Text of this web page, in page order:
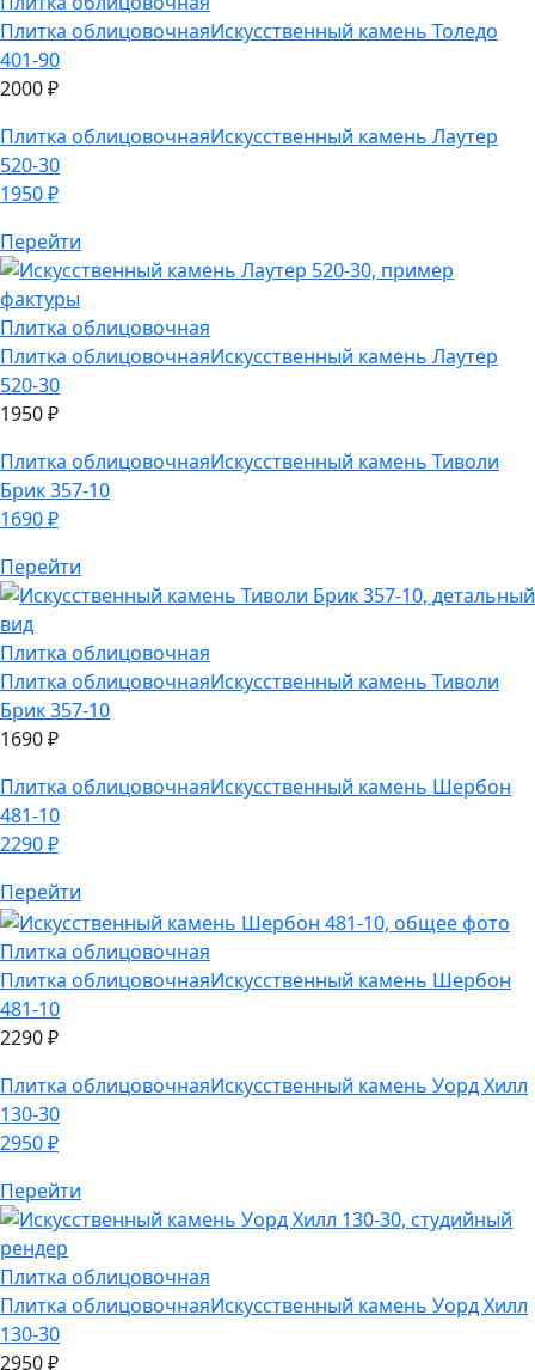
Плитка облицовочная
520-30
1950₽
Плитка облицовочная
Плитка облицовочная
520-30
1950₽
Плитка облицовочная
Брик 357-10
1690₽
Плитка облицовочная
Плитка облицовочная
Брик 357-10
1690
Плитка облицовочная
481-10
2290₽
Плитка облицовочная
Плитка облицовочная
481-10
2290₽
Плитка облицовочная
130-30
2950₽
Плитка облицовочная
Плитка облицовочная
130-30
2950₽
Плитка облицовочная
Фелл 100-30
2660₽